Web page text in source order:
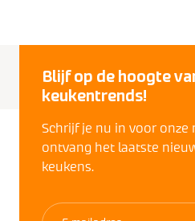
Blijf op de hoogte
keukentrends!
Schrijf je nu in voor onze
ontvang het laatste
keukens.